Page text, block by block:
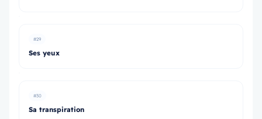
#29
Ses yeux
#30
Sa transpiration